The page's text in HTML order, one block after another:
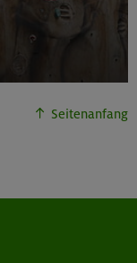
Seitenanfang